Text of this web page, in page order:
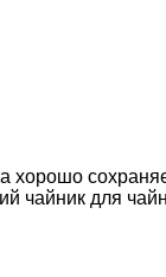
хорошо
чайник для